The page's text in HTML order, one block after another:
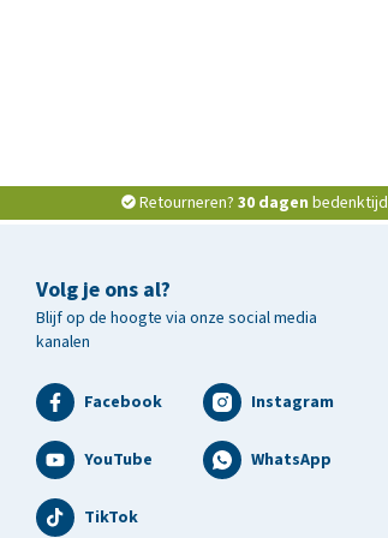
Retourneren? 30 dagen bedenktijd
Volg je ons al?
Blijf op de hoogte via onze social media
kanalen
Facebook Instagram
YouTube WhatsApp
TikTok